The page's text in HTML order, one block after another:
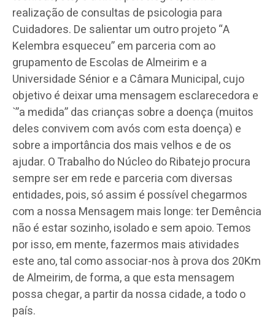
realização de consultas de psicologia para
Cuidadores. De salientar um outro projeto “A
Kelembra esqueceu” em parceria com ao
grupamento de Escolas de Almeirim e a
Universidade Sénior e a Câmara Municipal, cujo
objetivo é deixar uma mensagem esclarecedora e
`”a medida” das crianças sobre a doença (muitos
deles convivem com avós com esta doença) e
sobre a importância dos mais velhos e de os
ajudar. O Trabalho do Núcleo do Ribatejo procura
sempre ser em rede e parceria com diversas
entidades, pois, só assim é possível chegarmos
com a nossa Mensagem mais longe: ter Demência
não é estar sozinho, isolado e sem apoio. Temos
por isso, em mente, fazermos mais atividades
este ano, tal como associar-nos à prova dos 20Km
de Almeirim, de forma, a que esta mensagem
possa chegar, a partir da nossa cidade, a todo o
país.